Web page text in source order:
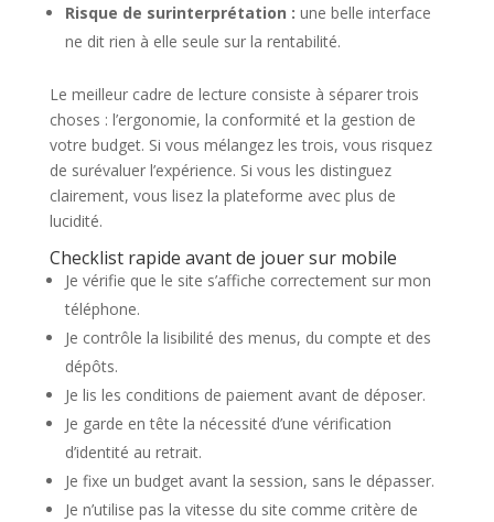
Risque de surinterprétation : une belle interface
ne dit rien à elle seule sur la rentabilité.
Le meilleur cadre de lecture consiste à séparer trois
choses : l’ergonomie, la conformité et la gestion de
votre budget. Si vous mélangez les trois, vous risquez
de surévaluer l’expérience. Si vous les distinguez
clairement, vous lisez la plateforme avec plus de
lucidité.
Checklist rapide avant de jouer sur mobile
Je vérifie que le site s’affiche correctement sur mon
téléphone.
Je contrôle la lisibilité des menus, du compte et des
dépôts.
Je lis les conditions de paiement avant de déposer.
Je garde en tête la nécessité d’une vérification
d’identité au retrait.
Je fixe un budget avant la session, sans le dépasser.
Je n’utilise pas la vitesse du site comme critère de